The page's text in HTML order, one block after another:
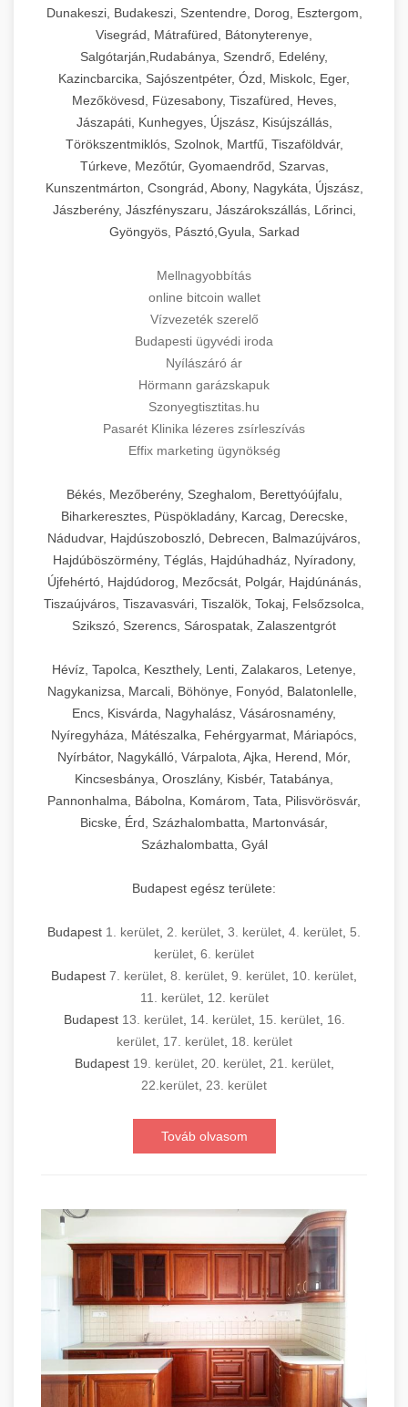
Dunakeszi, Budakeszi, Szentendre, Dorog, Esztergom,
Visegrád, Mátrafüred, Bátonyterenye,
Salgótarján,Rudabánya, Szendrő, Edelény,
Kazincbarcika, Sajószentpéter, Ózd, Miskolc, Eger,
Mezőkövesd, Füzesabony, Tiszafüred, Heves,
Jászapáti, Kunhegyes, Újszász, Kisújszállás,
Törökszentmiklós, Szolnok, Martfű, Tiszaföldvár,
Túrkeve, Mezőtúr, Gyomaendrőd, Szarvas,
Kunszentmárton, Csongrád, Abony, Nagykáta, Újszász,
Jászberény, Jászfényszaru, Jászárokszállás, Lőrinci,
Gyöngyös, Pásztó,Gyula, Sarkad
Mellnagyobbítás
online bitcoin wallet
Vízvezeték szerelő
Budapesti ügyvédi iroda
Nyílászáró ár
Hörmann garázskapuk
Szonyegtisztitas.hu
Pasarét Klinika lézeres zsírleszívás
Effix marketing ügynökség
Békés, Mezőberény, Szeghalom, Berettyóújfalu,
Biharkeresztes, Püspökladány, Karcag, Derecske,
Nádudvar, Hajdúszoboszló, Debrecen, Balmazújváros,
Hajdúböszörmény, Téglás, Hajdúhadház, Nyíradony,
Újfehértó, Hajdúdorog, Mezőcsát, Polgár, Hajdúnánás,
Tiszaújváros, Tiszavasvári, Tiszalök, Tokaj, Felsőzsolca,
Szikszó, Szerencs, Sárospatak, Zalaszentgrót
Hévíz, Tapolca, Keszthely, Lenti, Zalakaros, Letenye,
Nagykanizsa, Marcali, Böhönye, Fonyód, Balatonlelle,
Encs, Kisvárda, Nagyhalász, Vásárosnamény,
Nyíregyháza, Mátészalka, Fehérgyarmat, Máriapócs,
Nyírbátor, Nagykálló, Várpalota, Ajka, Herend, Mór,
Kincsesbánya, Oroszlány, Kisbér, Tatabánya,
Pannonhalma, Bábolna, Komárom, Tata, Pilisvörösvár,
Bicske, Érd, Százhalombatta, Martonvásár,
Százhalombatta, Gyál
Budapest egész területe:
Budapest 1. kerület, 2. kerület, 3. kerület, 4. kerület, 5.
kerület, 6. kerület
Budapest 7. kerület, 8. kerület, 9. kerület, 10. kerület,
11. kerület, 12. kerület
Budapest 13. kerület, 14. kerület, 15. kerület, 16.
kerület, 17. kerület, 18. kerület
Budapest 19. kerület, 20. kerület, 21. kerület,
22.kerület, 23. kerület
Továb olvasom